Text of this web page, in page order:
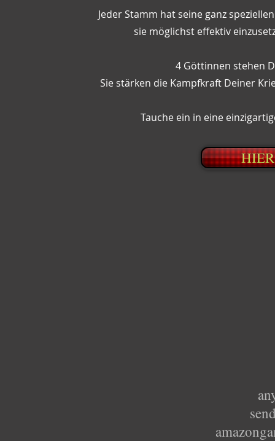
Jeder Stamm hat seine ganz
sie möglichst effektiv
4 Göttinnen stehen
Sie stärken die Kampfkraft Deiner
Tauche ein in eine